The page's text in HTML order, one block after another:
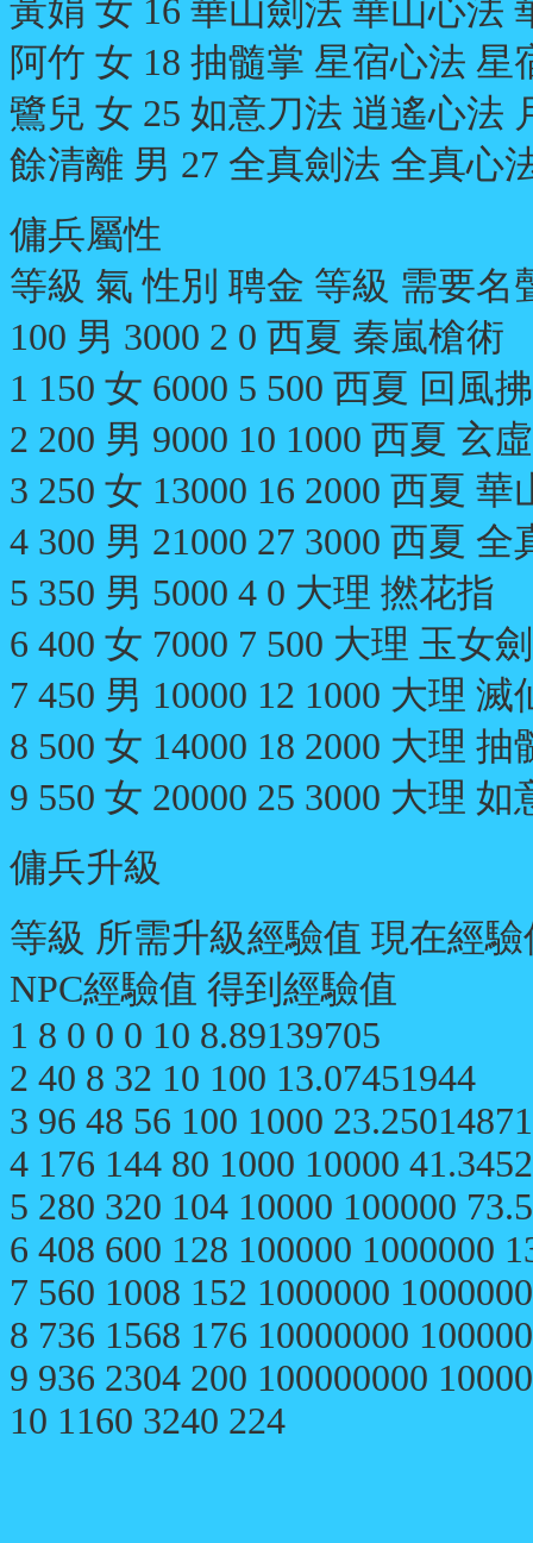
黃娟 女 16 華山劍法 華山心法
阿竹 女 18 抽髓掌 星宿心法 星
鷺兒 女 25 如意刀法 逍遙心法
餘清離 男 27 全真劍法 全真心
傭兵屬性
等級 氣 性別 聘金 等級 需要名
100 男 3000 2 0 西夏 秦嵐槍術
1 150 女 6000 5 500 西夏 回風
2 200 男 9000 10 1000 西夏 玄
3 250 女 13000 16 2000 西夏 華
4 300 男 21000 27 3000 西夏 全
5 350 男 5000 4 0 大理 撚花指
6 400 女 7000 7 500 大理 玉女
7 450 男 10000 12 1000 大理 滅
8 500 女 14000 18 2000 大理 抽
9 550 女 20000 25 3000 大理 如
傭兵升級
等級 所需升級經驗值 現在經
NPC經驗值 得到經驗值
1 8 0 0 0 10 8.89139705
2 40 8 32 10 100 13.07451944
3 96 48 56 100 1000 23.25014871
4 176 144 80 1000 10000
5 280 320 104 10000 100000
6 408 600 128 100000 1000000
7 560 1008 152 1000000
8 736 1568 176 10000000
9 936 2304 200 100000000
10 1160 3240 224